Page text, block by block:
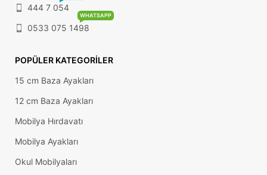
444 7 054
0533 075 1498
WHATSAPP
POPÜLER KATEGORILER
15 cm Baza Ayakları
12 cm Baza Ayakları
Mobilya Hırdavatı
Mobilya Ayakları
Okul Mobilyaları